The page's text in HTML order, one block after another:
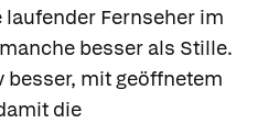
Fernseher im
besser als Stille.
mit geöffnetem
die